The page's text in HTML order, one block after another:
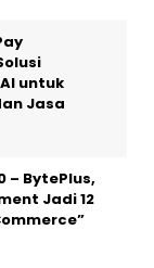
untuk
Jasa
– BytePlus,
Jadi 12